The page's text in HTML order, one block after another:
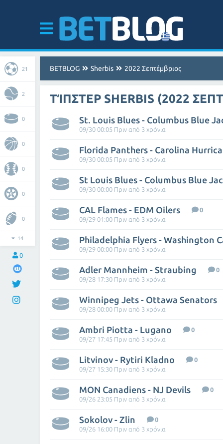
21
2
0
0
0
0
0
14
0
BETBLOG Sherbis 2022 Σεπτέμβριος
ΤΊΠΣΤΕΡ SHERBIS (2022
St. Louis Blues - Columbus Blue
09/30 00:05 Πριν από 3 χρόνια
Florida Panthers - Carolina
09/30 00:05 Πριν από 3 χρόνια
St Louis Blues - Columbus Blue
09/30 00:00 Πριν από 3 χρόνια
CAL Flames - EDM Oilers
0
09/29 01:00 Πριν από 3 χρόνια
Philadelphia Flyers - Washington
09/29 00:00 Πριν από 3 χρόνια
Adler Mannheim - Straubing
0
09/28 17:30 Πριν από 3 χρόνια
Winnipeg Jets - Ottawa Senators
09/28 00:00 Πριν από 3 χρόνια
Ambri Piotta - Lugano
0
09/27 17:45 Πριν από 3 χρόνια
Litvinov - Rytiri Kladno
0
09/27 15:30 Πριν από 3 χρόνια
MON Canadiens - NJ Devils
0
09/26 23:05 Πριν από 3 χρόνια
Sokolov - Zlin
0
09/26 16:00 Πριν από 3 χρόνια